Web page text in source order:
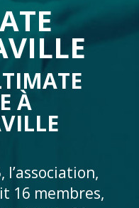
À
l’association,
16 membres,